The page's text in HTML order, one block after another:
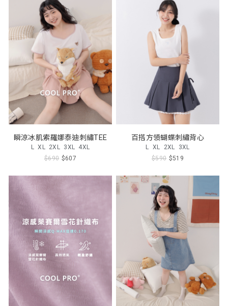
瞬涼冰肌索羅娜泰迪刺繡TEE
L XL 2XL 3XL 4XL
$690 $607
百搭方領蝴蝶刺繡背心
L XL 2XL 3XL
$590 $519